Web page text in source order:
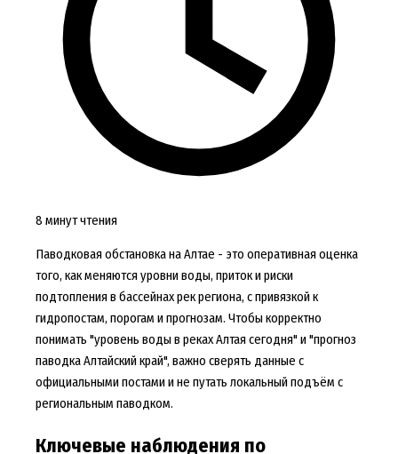
8 минут чтения
Паводковая обстановка на Алтае - это оперативная оценка
того, как меняются уровни воды, приток и риски
подтопления в бассейнах рек региона, с привязкой к
гидропостам, порогам и прогнозам. Чтобы корректно
понимать "уровень воды в реках Алтая сегодня" и "прогноз
паводка Алтайский край", важно сверять данные с
официальными постами и не путать локальный подъём с
региональным паводком.
Ключевые наблюдения по